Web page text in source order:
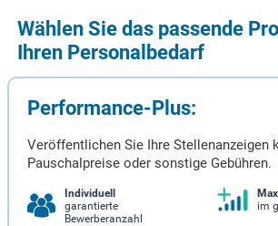
Wählen Sie das passende
Ihren Personalbedarf
Performance-Plus:
Veröffentlichen Sie Ihre Stellenanzeigen
Pauschalpreise oder sonstige Gebühren.
Individuell
garantierte
Bewerberanzahl
im